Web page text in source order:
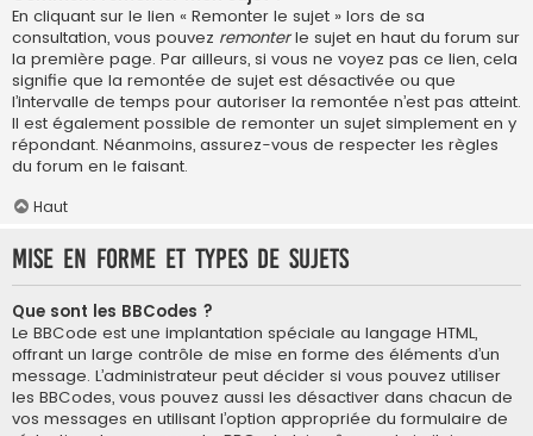
En cliquant sur le lien « Remonter le sujet » lors de sa
consultation, vous pouvez remonterle sujet en haut du forum sur
la première page. Par ailleurs, si vous ne voyez pas ce lien, cela
signifie que la remontée de sujet est désactivée ou que
l’intervalle de temps pour autoriser la remontée n’est pas atteint.
Il est également possible de remonter un sujet simplement en y
répondant. Néanmoins, assurez-vous de respecter les règles
du forum en le faisant.
Haut
Mise en forme et types de sujets
Que sont les BBCodes ?
Le BBCode est une implantation spéciale au langage HTML,
offrant un large contrôle de mise en forme des éléments d’un
message. L’administrateur peut décider si vous pouvez utiliser
les BBCodes, vous pouvez aussi les désactiver dans chacun de
vos messages en utilisant l’option appropriée du formulaire de